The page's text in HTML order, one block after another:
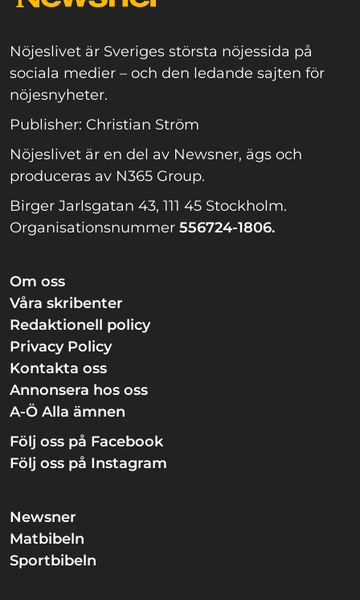
Nöjeslivet är Sveriges största nöjessida på
sociala medier – och den ledande sajten för
nöjesnyheter.
Publisher: Christian Ström
Nöjeslivet är en del av Newsner, ägs och
produceras av N365 Group.
Birger Jarlsgatan 43, 111 45 Stockholm.
Organisationsnummer 556724-1806.
Om oss
Våra skribenter
Redaktionell policy
Privacy Policy
Kontakta oss
Annonsera hos oss
A-Ö Alla ämnen
Följ oss på Facebook
Följ oss på Instagram
Newsner
Matbibeln
Sportbibeln